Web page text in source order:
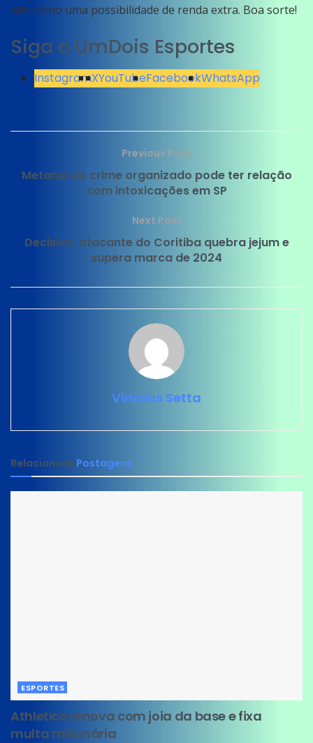
não como uma possibilidade de renda extra. Boa sorte!
Siga o UmDois Esportes
InstagramXYouTubeFacebookWhatsApp
Previous Post
Metanol do crime organizado pode ter relação
com intoxicações em SP
Next Post
Decisivo, atacante do Coritiba quebra jejum e
supera marca de 2024
Vinicius Setta
RelacionadoPostagens
ESPORTES
Athletico renova com joia da base e fixa
multa milionária